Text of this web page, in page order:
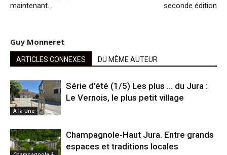
maintenant…
seconde édition
Guy Monneret
ARTICLES CONNEXES DU MÊME AUTEUR
A la Une
Série d’été (1/5) Les plus … du Jura :
Le Vernois, le plus petit village
Champagnole-Haut Jura. Entre grands
espaces et traditions locales